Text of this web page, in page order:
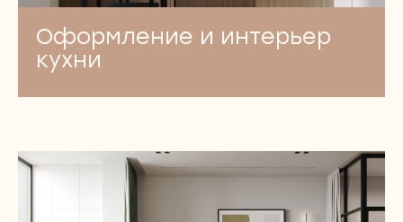
Оформление и интерьер
кухни